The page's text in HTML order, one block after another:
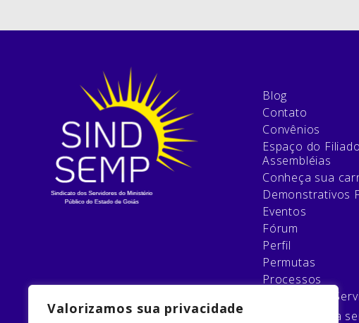
Valorizamos sua privacidade
Blog
Contato
Convênios
Espaço do Filiado
Assembléias
Conheça sua
Demonstrativos
Eventos
Fórum
Perfil
Permutas
Processos
Relatório de
Esqueci minha